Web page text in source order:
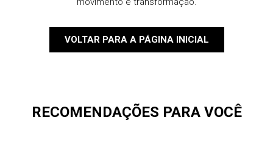
VOLTAR PARA A PÁGINA INICIAL
RECOMENDAÇÕES PARA VOCÊ